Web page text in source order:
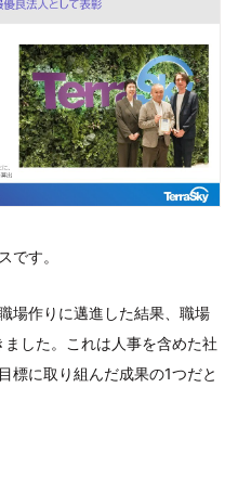
です。
場作りに邁進した結果、職場
した。これは人事を含めた社
標に取り組んだ成果の1つだと